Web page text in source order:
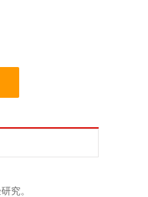
究。